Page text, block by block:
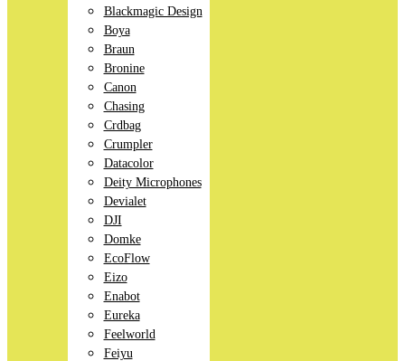
Blackmagic Design
Boya
Braun
Bronine
Canon
Chasing
Crdbag
Crumpler
Datacolor
Deity Microphones
Devialet
DJI
Domke
EcoFlow
Eizo
Enabot
Eureka
Feelworld
Feiyu